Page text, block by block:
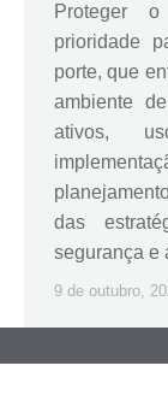
Proteger
prioridade
porte, que
ambiente
ativos,
das
segurança e
9 de outubro,